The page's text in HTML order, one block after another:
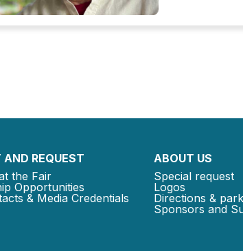
REQUEST
the Fair
Opportunities
& Media Credentials
ABOUT US
Special request
Logos
Directions &
Sponsors and